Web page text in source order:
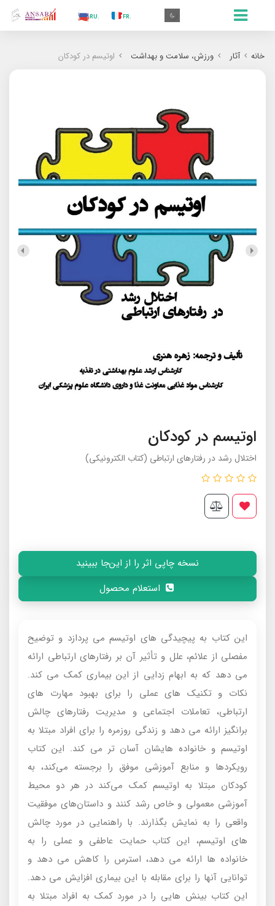
.RU
.ES
.IN
خانه آثار ورزش، سلامت و بهداشت اوتیسم در کودکان
اوتیسم در کودکان
اختلال رشد در رفتارهای ارتباطی (کتاب الکترونیکی)
نسخه چاپی اثر را از این‌جا ببینید
این کتاب به پیچیدگی های اوتیسم می پردازد و توضیح
مفصلی از علائم، علل و تأثیر آن بر رفتارهای ارتباطی ارائه
می دهد که به ابهام زدایی از این بیماری کمک می کند.
نکات و تکنیک های عملی را برای بهبود مهارت های
ارتباطی، تعاملات اجتماعی و مدیریت رفتارهای چالش
برانگیز ارائه می دهد و زندگی روزمره را برای افراد مبتلا به
اوتیسم و خانواده هایشان آسان تر می کند. این کتاب
رویکردها و منابع آموزشی موفق را برجسته می‌کند، به
کودکان مبتلا به اوتیسم کمک می‌کند در هر دو محیط
آموزشی معمولی و خاص رشد کنند و داستان‌های موفقیت
واقعی را به نمایش بگذارند. با راهنمایی در مورد چالش
های اوتیسم، این کتاب حمایت عاطفی و عملی را به
خانواده ها ارائه می دهد، استرس را کاهش می دهد و
توانایی آنها را برای مقابله با این بیماری افزایش می دهد.
این کتاب بینش هایی را در مورد کمک به افراد مبتلا به